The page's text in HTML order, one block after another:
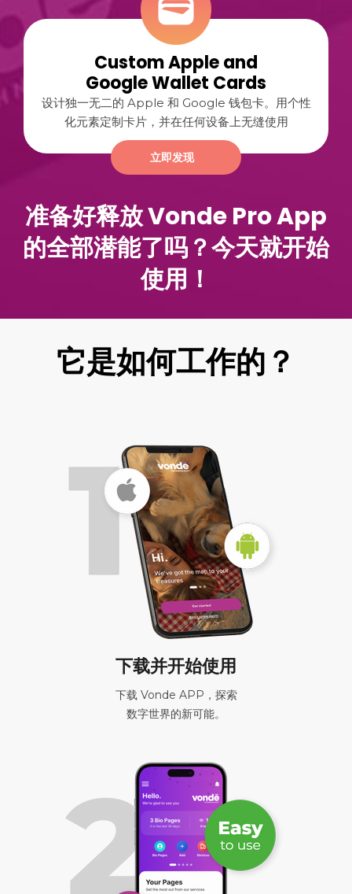
Custom Apple and
Google Wallet Cards
设计独一无二的 Apple 和 Google 钱包卡。用个性
化元素定制卡片，并在任何设备上无缝使用
立即发现
准备好释放 Vonde Pro App
的全部潜能了吗？今天就开始
使用！
它是如何工作的？
下载并开始使用
下载 Vonde APP，探索
数字世界的新可能。